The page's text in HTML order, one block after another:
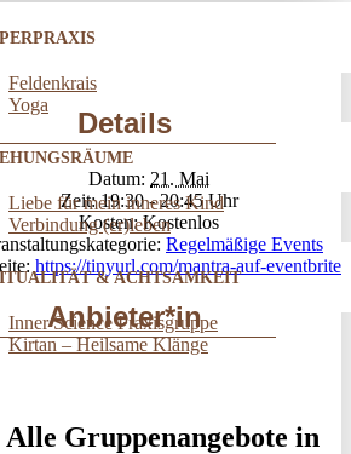
Feldenkrais
Yoga
Liebe für mein inneres Kind
Verbindung (er)leben
& ACHTSAMKEIT
Inner Science Praxisgruppe
Kirtan – Heilsame Klänge
Alle Gruppenangebote in
Details
Datum: 21. Mai
Zeit: 19:30 - 20:45
Kosten: Kostenlos
Regelmäßige Events
https://tinyurl.com/mantra-auf-eventbrite
Anbieter*in